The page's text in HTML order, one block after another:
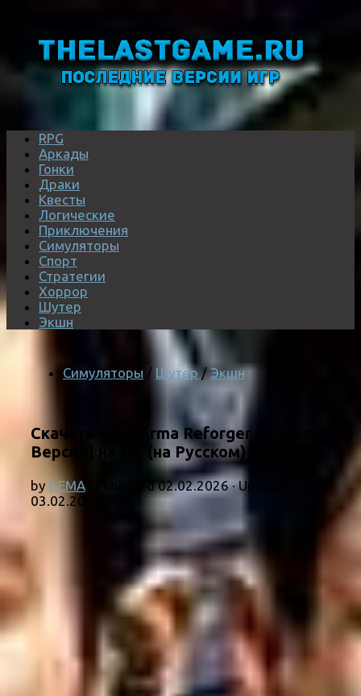
RPG
Аркады
Гонки
Драки
Квесты
Логические
Приключения
Симуляторы
Спорт
Стратегии
Хоррор
Шутер
Экшн
Симуляторы / Шутер / Экшн
Скачать игру Arma Reforger [Новая
Версия] на ПК (на Русском)
by DEMA · Published02.02.2026· Updated
03.02.2026